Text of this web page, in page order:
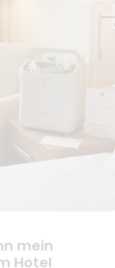
mein
Hotel